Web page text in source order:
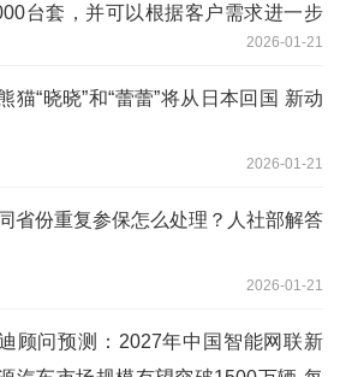
台套，并可以根据客户需求进一步
高产能，目前公司在计划扩产中2026-01-21
猫“晓晓”和“蕾蕾”将从日本回国 新动
2026-01-21
省份重复参保怎么处理？人社部解答
2026-01-21
顾问预测：2027年中国智能网联新